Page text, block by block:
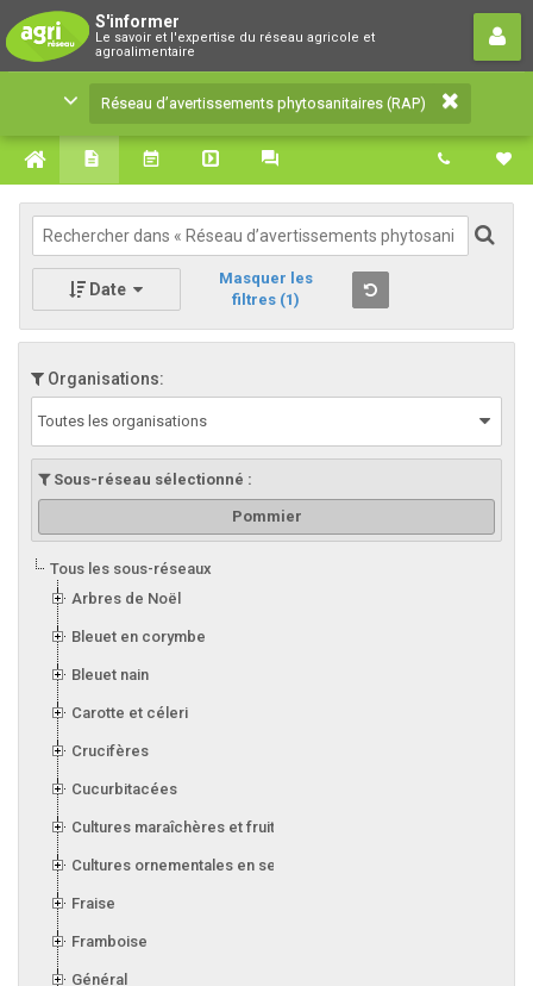
S'informer
Le savoir et l'expertise du réseau agricole et
agroalimentaire
Réseau d’avertissements
phytosanitaires (RAP)
Le savoir et l'expertise du réseau agricole et
agroalimentaire
Réseau d’avertissements phytosanitaires (RAP)
Date
Masquer les
filtres (1)
Organisations:
Toutes les organisations
Sous-réseau sélectionné :
Pommier
Tous les sous-réseaux
Arbres de Noël
Bleuet en corymbe
Bleuet nain
Carotte et céleri
Crucifères
Cucurbitacées
Cultures maraîchères et fruitières en serre
Cultures ornementales en serre
Fraise
Framboise
Général